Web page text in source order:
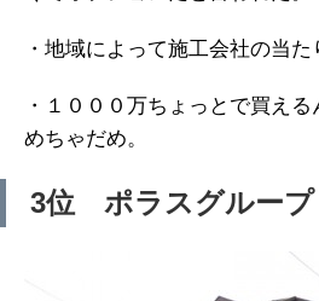
・地域によって施工会社の当た
・１０００万ちょっとで買え
めちゃだめ。
3位 ポラスグループ